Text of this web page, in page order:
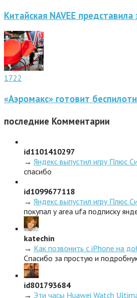
Китайская NAVEE
1722
«Аэромакс» готовит
последние Комментарии
id1101410297
→ Яндекс выпустил игру Плюс
спасибо
id1099677118
→ Яндекс выпустил игру Плюс
покупал у area ufa подписку
katechin
→ Как позвонить с iPhone на
Спасибо за простую и
id801793684
→ Эти часы Huawei Watch